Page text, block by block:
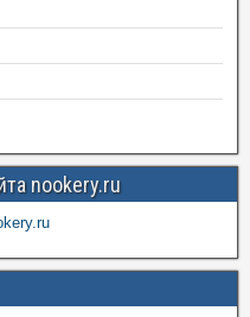
nookery.ru